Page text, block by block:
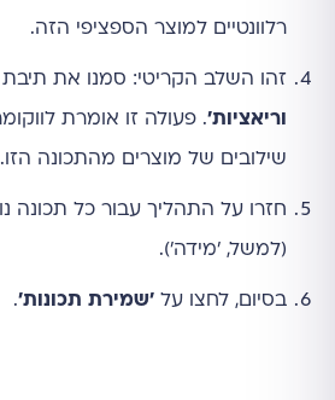
רלוונטיים למוצר הספציפי הזה.
זהו השלב הקריטי: סמנו את תיבת
וריאציות'. פעולה זו אומרת
שילובים של מוצרים מהתכונה הזו.
חזרו על התהליך עבור כל תכונה
(למשל, 'מידה').
בסיום, לחצו על 'שמירת תכונות'.